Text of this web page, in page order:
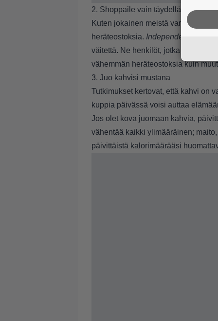
2. Shoppaile vain täydellä vatsalla
Kuten jokainen meistä varmasti
heräteostoksia. Independent
väitettä. Ne henkilöt, jotka ovat
vähemmän heräteostoksia kuin
3. Juo kahvisi mustana
Tutkimukset kertovat, että kahvi on
kuppia päivässä voisi auttaa
Jos olet kova juomaan kahvia,
vähentää kaikki ylimääräinen;
päivittäistä kalorimäärääsi